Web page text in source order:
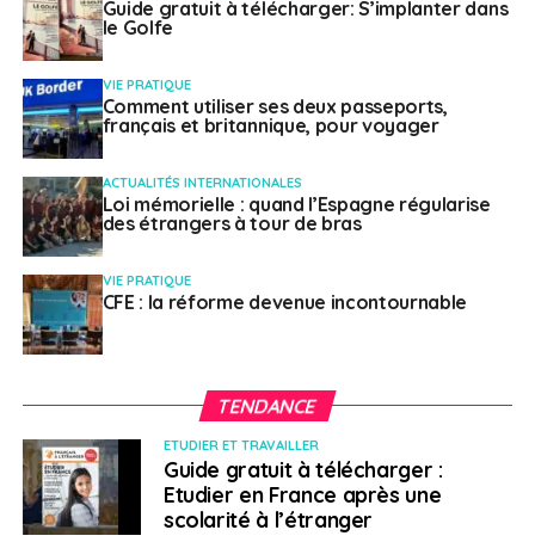
Enfin, grâce à la politique de ciblage de l’inflation de la
BCR (4%), l’inflation s’établissait à 2,4% en mai 2018 et le
taux directeur est passé de 11% en 2015 à 7,25%en
mars 2018.“
Lire l’article sur le site de la CCI France International
Télécharger pdf Russie 2019 (CCI)
SUJETS ASSOCIÉS:
A SUIVRE
Demain, des algorithmes décideront-ils pour
nous ? Par Bernard Jomard
CCI Paris Ile-de-France : faites de l’international
2019
Weena Truscelli
Guide gratuit à télécharger: S’implanter dans
le Golfe
VIE PRATIQUE
Comment utiliser ses deux passeports,
français et britannique, pour voyager
ACTUALITÉS INTERNATIONALES
Loi mémorielle : quand l’Espagne régularise
des étrangers à tour de bras
VIE PRATIQUE
CFE : la réforme devenue incontournable
TENDANCE
ETUDIER ET TRAVAILLER
Guide gratuit à télécharger :
Etudier en France après une
scolarité à l’étranger